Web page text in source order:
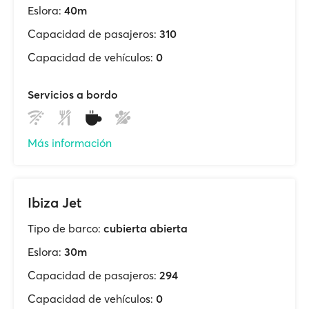
Eslora: 40m
Capacidad de pasajeros: 310
Capacidad de vehículos: 0
Servicios a bordo
Más información
Ibiza Jet
Tipo de barco: cubierta abierta
Eslora: 30m
Capacidad de pasajeros: 294
Capacidad de vehículos: 0